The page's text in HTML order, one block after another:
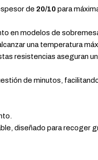
de 20/10 para
en modelos de
una temperatura
resistencias aseguran
de minutos,
diseñado para recoger